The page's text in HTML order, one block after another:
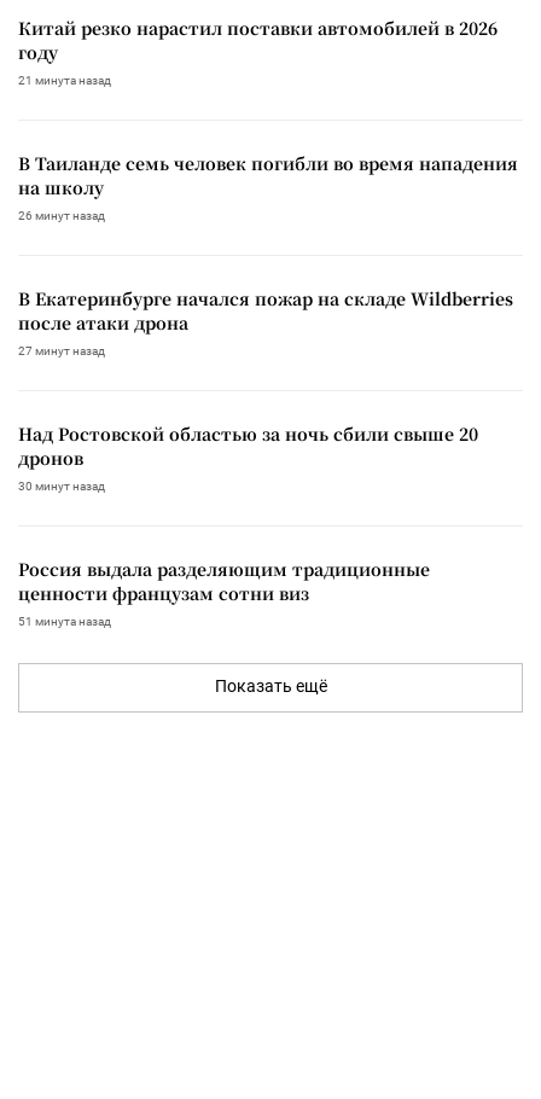
Китай резко нарастил поставки автомобилей в 2026
году
21 минута назад
В Таиланде семь человек погибли во время нападения
на школу
26 минут назад
В Екатеринбурге начался пожар на складе Wildberries
после атаки дрона
27 минут назад
Над Ростовской областью за ночь сбили свыше 20
дронов
30 минут назад
Россия выдала разделяющим традиционные
ценности французам сотни виз
51 минута назад
Показать ещё